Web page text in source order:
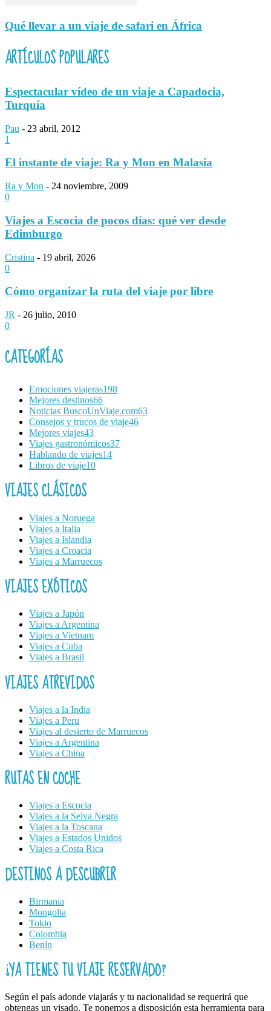
Qué llevar a un viaje de safari en África
ARTÍCULOS POPULARES
Espectacular vídeo de un viaje a Capadocia,
Turquía
Pau - 23 abril, 2012
1
El instante de viaje: Ra y Mon en Malasia
Ra y Mon - 24 noviembre, 2009
0
Viajes a Escocia de pocos días: qué ver desde
Edimburgo
Cristina - 19 abril, 2026
0
Cómo organizar la ruta del viaje por libre
JR - 26 julio, 2010
0
CATEGORÍAS
Emociones viajeras198
Mejores destinos66
Noticias BuscoUnViaje.com63
Consejos y trucos de viaje46
Mejores viajes43
Viajes gastronómicos37
Hablando de viajes14
Libros de viaje10
VIAJES CLÁSICOS
Viajes a Noruega
Viajes a Italia
Viajes a Islandia
Viajes a Croacia
Viajes a Marruecos
VIAJES EXÓTICOS
Viajes a Japón
Viajes a Argentina
Viajes a Vietnam
Viajes a Cuba
Viajes a Brasil
VIAJES ATREVIDOS
Viajes a la India
Viajes a Peru
Viajes al desierto de Marruecos
Viajes a Argentina
Viajes a China
RUTAS EN COCHE
Viajes a Escocia
Viajes a la Selva Negra
Viajes a la Toscana
Viajes a Estados Unidos
Viajes a Costa Rica
DESTINOS A DESCUBRIR
Birmania
Mongolia
Tokio
Colombia
Benín
¿YA TIENES TU VIAJE RESERVADO?
Según el país adonde viajarás y tu nacionalidad se requerirá que
obtengas un visado. Te ponemos a disposición esta herramienta para